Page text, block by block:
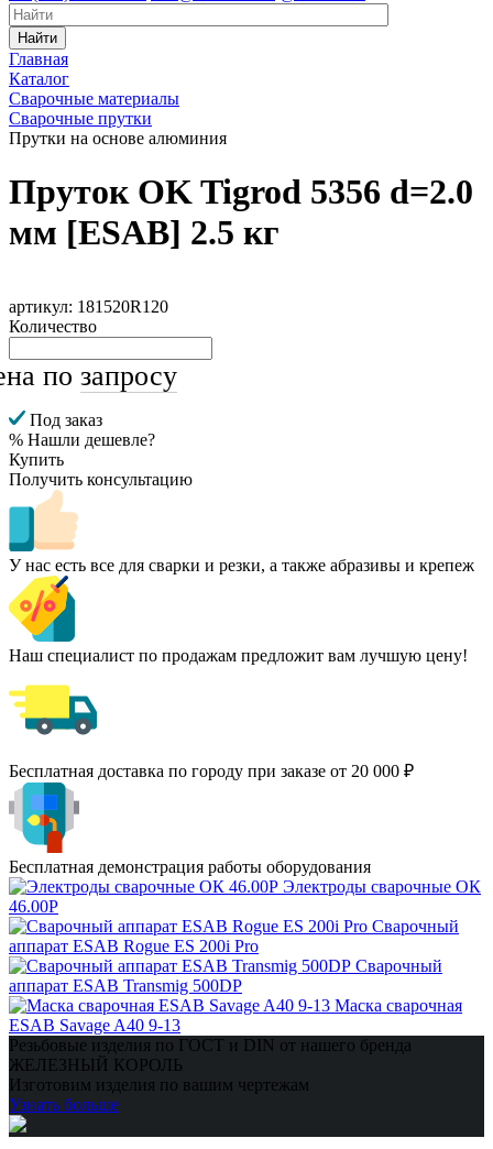
Найти
Главная
Каталог
Сварочные материалы
Сварочные прутки
Прутки на основе алюминия
Пруток OK Tigrod 5356 d=2.0
мм [ESAB] 2.5 кг
артикул: 181520R120
Количество
по запросу
Под заказ
% Нашли дешевле?
Купить
Получить консультацию
У нас есть все для сварки и резки, а также абразивы и крепеж
Наш специалист по продажам предложит вам лучшую цену!
Бесплатная доставка по городу при заказе от 20 000 ₽
Бесплатная демонстрация работы оборудования
Электроды сварочные ОК
46.00Р
Сварочный
аппарат ESAB Rogue ES 200i Pro
Сварочный
аппарат ESAB Transmig 500DP
Маска сварочная
ESAB Savage A40 9-13
Резьбовые изделия по ГОСТ и DIN от нашего бренда
ЖЕЛЕЗНЫЙ КОРОЛЬ
Изготовим изделия по вашим чертежам
Узнать больше